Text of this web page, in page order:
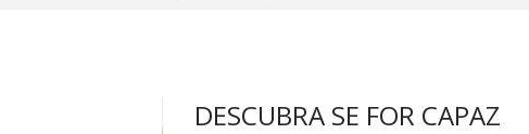
DESCUBRA SE FOR CAPAZ